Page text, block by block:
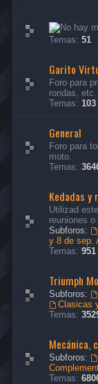
Temas: 51
Garito
Foro para
rondas, etc.
Temas: 103
General
Foro para
moto.
Temas:
Kedadas y
Utilizad
reuniones
Subforos:
y 8 de sep.
Temas: 951
Triumph
Subforos:
Clasicas
Temas:
Mecánica,
Subforos:
Temas: